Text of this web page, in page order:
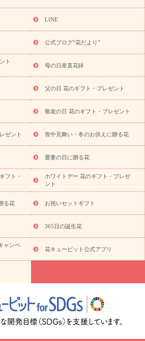
の誕生花(リンドウ)
当日配達特急便 お祝い商品一覧
い 退院祝い・快気祝い
ペットのお祝いフラワー
四十九日法要以降に贈る花
通夜・葬儀
ワー お盆（新盆・初盆）
その他
お取り寄せギフト ビジネス用
ご自宅
蝶蘭 プリザーブドフラワー
スタイル
胡蝶蘭・花鉢
ミディ胡蝶蘭・お祝い
世界初の青色胡蝶蘭 観葉植物
観葉植
ザーブドフラワー お祝い
お供え・お
ト セミオーダー
プチギフト
花とみどりのeギフト
ク イエローオレンジ レッド
お花の
ルコキキョウ 予算から探す
い・4000円～ お祝い・5000円～
お
・10000円～ お供え・お悔やみ
お供え・お悔やみ・5000円～
お供
365日の誕生花カレンダー
いのマナー
お祝いを贈るときのマナー・
のお祝いコラム一覧
誕生日のお花を「色
結婚祝いの予算相場
出産祝いお役立ち情
礎知識 ペットのお祝いワンポイントアド
LINE
公式ブログ“花だより”
ト
母の日産直花鉢
父の日 花のギフト・プレゼント
敬老の日 花のギフト・プレゼント
ゼント 喪中見舞い・冬のお供えに贈る花
愛妻の日に贈る花
フト・
ホワイトデー 花のギフト・プレゼ
ント
る花 お祝いセットギフト
365日の誕生花
ャンペ
花キューピット公式アプリ